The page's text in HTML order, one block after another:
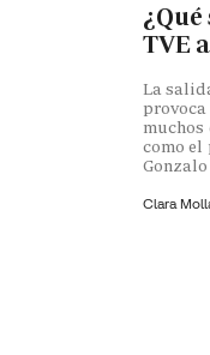
TVE
La
como el
Clara